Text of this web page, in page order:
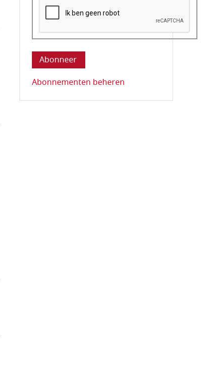
Deze vraag is om te controleren dat u
Abonnementen beheren